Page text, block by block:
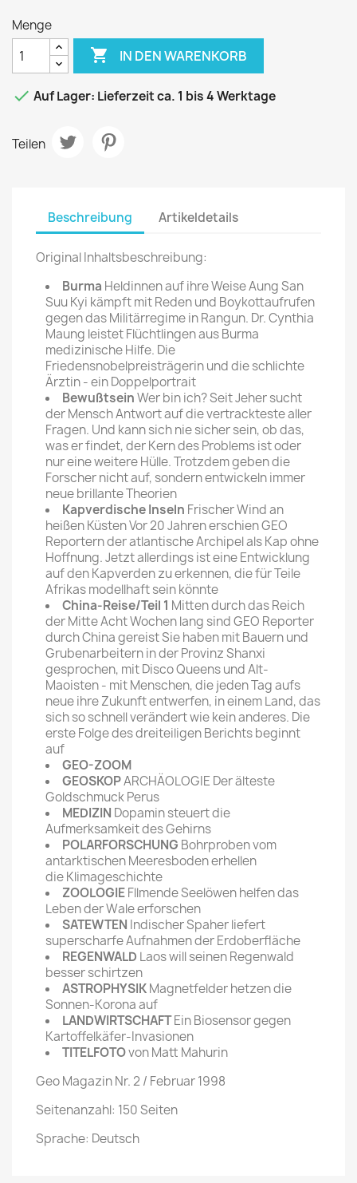
Menge
 IN DEN WARENKORB
 Auf Lager: Lieferzeit ca. 1 bis 4 Werktage
Teilen
Beschreibung Artikeldetails
Original Inhaltsbeschreibung:
Burma Heldinnen auf ihre Weise Aung San
Suu Kyi kämpft mit Reden und Boykottaufrufen
gegen das Militärregime in Rangun. Dr. Cynthia
Maung leistet Flüchtlingen aus Burma
medizinische Hilfe. Die
Friedensnobelpreisträgerin und die schlichte
Ärztin - ein Doppelportrait
BewußtseinWer bin ich? Seit Jeher sucht
der Mensch Antwort auf die vertrackteste aller
Fragen. Und kann sich nie sicher sein, ob das,
was er findet, der Kern des Problems ist oder
nur eine weitere Hülle. Trotzdem geben die
Forscher nicht auf, sondern entwickeln immer
neue brillante Theorien
Kapverdische Inseln Frischer Wind an
heißen Küsten Vor 20 Jahren erschien GEO
Reportern der atlantische Archipel als Kap ohne
Hoffnung. Jetzt allerdings ist eine Entwicklung
auf den Kapverden zu erkennen, die für Teile
Afrikas modellhaft sein könnte
China-Reise/Teil 1 Mitten durch das Reich
der Mitte Acht Wochen lang sind GEO Reporter
durch China gereist Sie haben mit Bauern und
Grubenarbeitern in der Provinz Shanxi
gesprochen, mit Disco Queens und Alt-
Maoisten - mit Menschen, die jeden Tag aufs
neue ihre Zukunft entwerfen, in einem Land, das
sich so schnell verändert wie kein anderes. Die
erste Folge des dreiteiligen Berichts beginnt
auf
GEO-ZOOM
GEOSKOPARCHÄOLOGIE Der älteste
Goldschmuck Perus
MEDIZIN Dopamin steuert die
Aufmerksamkeit des Gehirns
POLARFORSCHUNG Bohrproben vom
antarktischen Meeresboden erhellen
die Klimageschichte
ZOOLOGIEFllmende Seelöwen helfen das
Leben der Wale erforschen
SATEWTEN Indischer Spaher liefert
superscharfe Aufnahmen der Erdoberfläche
REGENWALD Laos will seinen Regenwald
besser schirtzen
ASTROPHYSIKMagnetfelder hetzen die
Sonnen-Korona auf
LANDWIRTSCHAFTEin Biosensor gegen
Kartoffelkäfer-Invasionen
TITELFOTOvon Matt Mahurin
Geo Magazin Nr. 2 / Februar 1998
Seitenanzahl: 150 Seiten
Sprache: Deutsch